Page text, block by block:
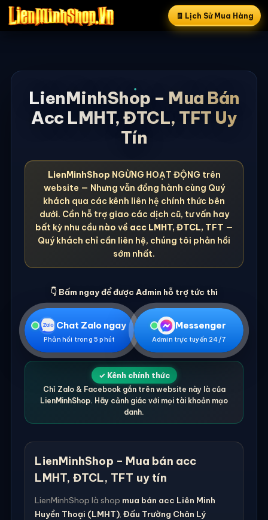
🧾 Lịch Sử Mua Hàng
LienMinhShop – Mua Bán
Acc LMHT, ĐTCL, TFT Uy
Tín
LienMinhShop NGỪNG HOẠT ĐỘNG trên
website — Nhưng vẫn đồng hành cùng Quý
khách qua các kênh liên hệ chính thức bên
dưới. Cần hỗ trợ giao các dịch cũ, tư vấn hay
bất kỳ nhu cầu nào về acc LMHT, ĐTCL, TFT —
Quý khách chỉ cần liên hệ, chúng tôi phản hồi
sớm nhất.
👇 Bấm ngay để được Admin hỗ trợ tức thì
Chat Zalo ngay
Phản hồi trong 5 phút
Messenger
Admin trực tuyến 24/7
✓ Kênh chính thức
Chỉ Zalo & Facebook gắn trên website này là của
LienMinhShop. Hãy cảnh giác với mọi tài khoản mạo
danh.
LienMinhShop – Mua bán acc
LMHT, ĐTCL, TFT uy tín
LienMinhShop là shop mua bán acc Liên Minh
Huyền Thoại (LMHT),Đấu Trường Chân Lý